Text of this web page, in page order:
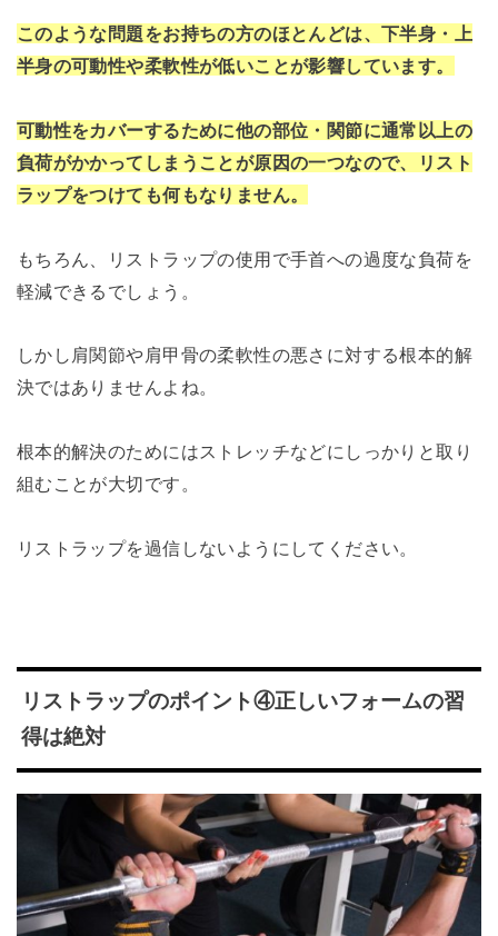
このような問題をお持ちの方のほとんどは、下半身・上
半身の可動性や柔軟性が低いことが影響しています。
可動性をカバーするために他の部位・関節に通常以上の
負荷がかかってしまうことが原因の一つなので、リスト
ラップをつけても何もなりません。
もちろん、リストラップの使用で手首への過度な負荷を
軽減できるでしょう。
しかし肩関節や肩甲骨の柔軟性の悪さに対する根本的解
決ではありませんよね。
根本的解決のためにはストレッチなどにしっかりと取り
組むことが大切です。
リストラップを過信しないようにしてください。
リストラップのポイント④正しいフォームの習
得は絶対